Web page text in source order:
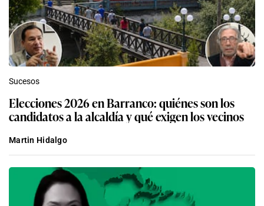
Sucesos
Elecciones 2026 en Barranco: quiénes son los
candidatos a la alcaldía y qué exigen los vecinos
Martin Hidalgo